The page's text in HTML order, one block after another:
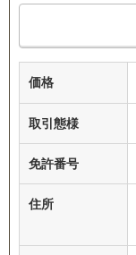
価格
取引態様
免許番号
住所